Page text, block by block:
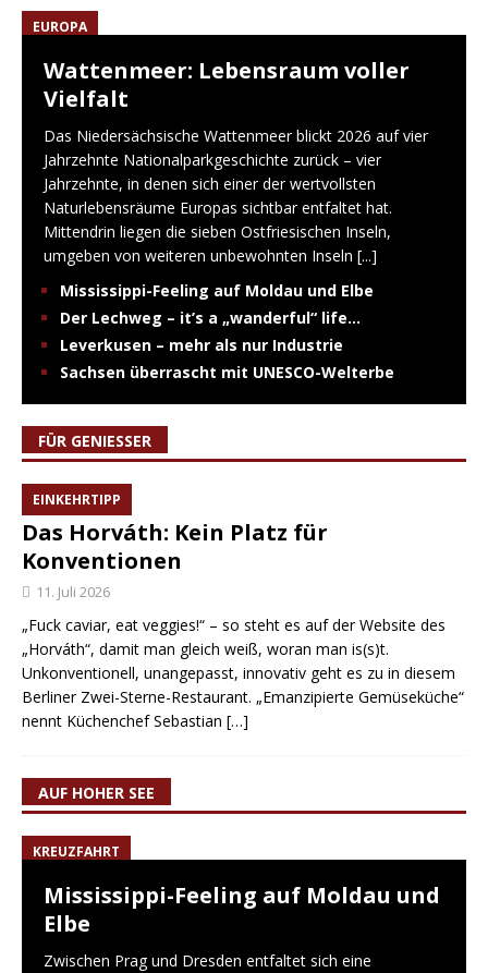
EUROPA
Wattenmeer: Lebensraum voller
Vielfalt
Das Niedersächsische Wattenmeer blickt 2026 auf vier
Jahrzehnte Nationalparkgeschichte zurück – vier
Jahrzehnte, in denen sich einer der wertvollsten
Naturlebensräume Europas sichtbar entfaltet hat.
Mittendrin liegen die sieben Ostfriesischen Inseln,
umgeben von weiteren unbewohnten Inseln [...]
Mississippi-Feeling auf Moldau und Elbe
Der Lechweg – it’s a „wanderful“ life…
Leverkusen – mehr als nur Industrie
Sachsen überrascht mit UNESCO-Welterbe
FÜR GENIESSER
EINKEHRTIPP
Das Horváth: Kein Platz für
Konventionen
11. Juli 2026
„Fuck caviar, eat veggies!“ – so steht es auf der Website des
„Horváth“, damit man gleich weiß, woran man is(s)t.
Unkonventionell, unangepasst, innovativ geht es zu in diesem
Berliner Zwei-Sterne-Restaurant. „Emanzipierte Gemüseküche“
nennt Küchenchef Sebastian […]
AUF HOHER SEE
KREUZFAHRT
Mississippi-Feeling auf Moldau und
Elbe
Zwischen Prag und Dresden entfaltet sich eine